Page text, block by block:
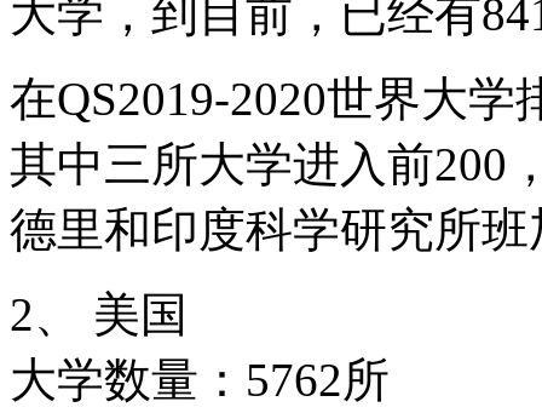
大学，到目前，已经有
在QS2019-2020世界大
其中三所大学进入前200
德里和印度科学研究所
2、 美国
大学数量：5762所